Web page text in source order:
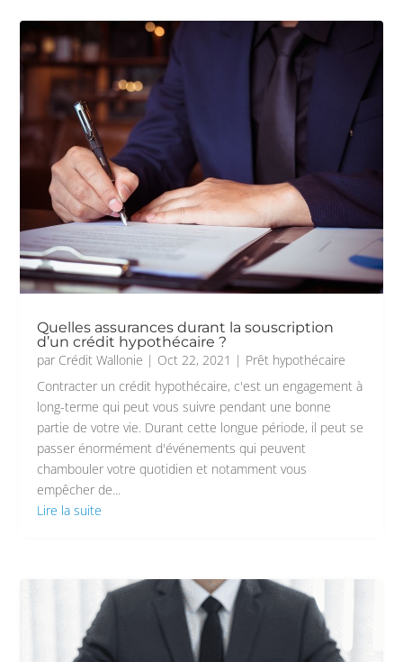
Quelles assurances durant la souscription
d’un crédit hypothécaire ?
par Crédit Wallonie | Oct 22, 2021 | Prêt hypothécaire
Contracter un crédit hypothécaire, c'est un engagement à
long-terme qui peut vous suivre pendant une bonne
partie de votre vie. Durant cette longue période, il peut se
passer énormément d'événements qui peuvent
chambouler votre quotidien et notamment vous
empêcher de...
Lire la suite